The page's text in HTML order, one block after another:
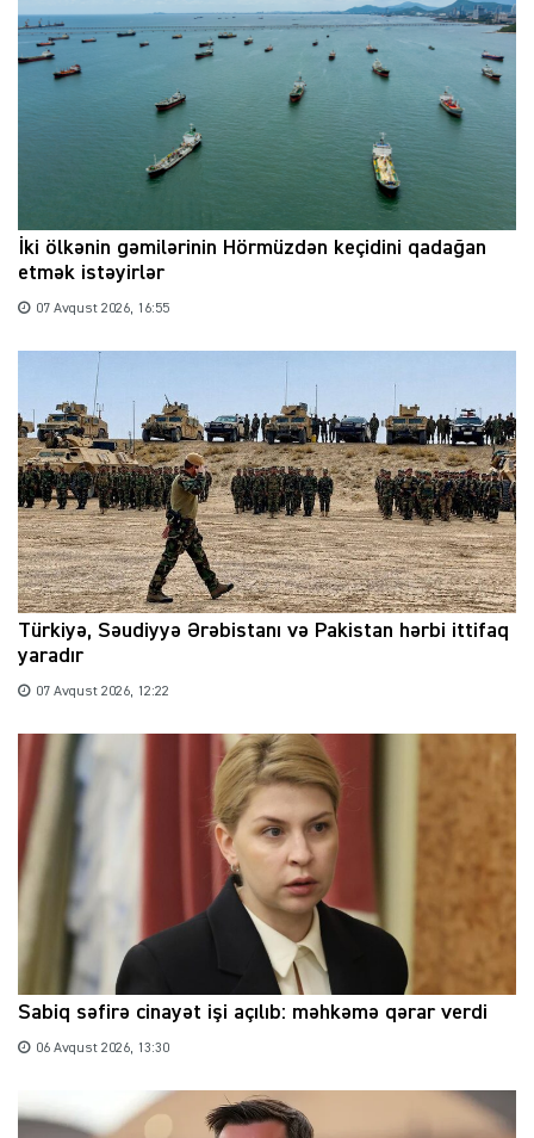
İki ölkənin gəmilərinin Hörmüzdən keçidini qadağan
etmək istəyirlər
07 Avqust 2026, 16:55
Türkiyə, Səudiyyə Ərəbistanı və Pakistan hərbi ittifaq
yaradır
07 Avqust 2026, 12:22
Sabiq səfirə cinayət işi açılıb: məhkəmə qərar verdi
06 Avqust 2026, 13:30